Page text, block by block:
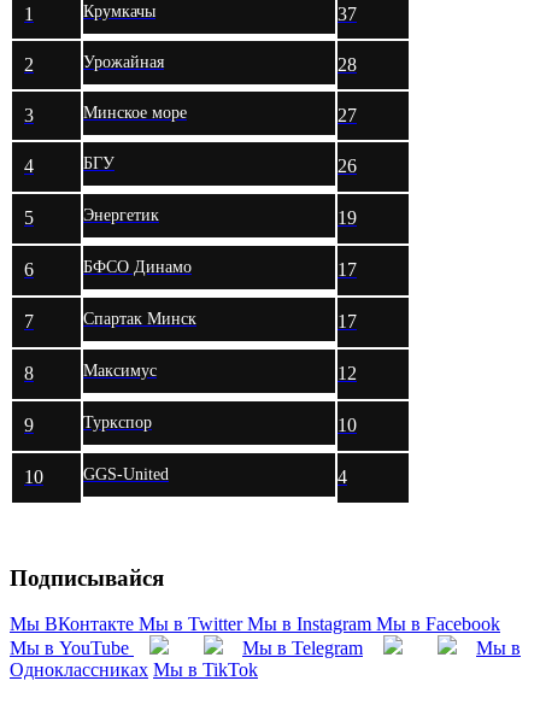
1 Крумкачы 37
2 Урожайная 28
3 Минское море 27
4 БГУ 26
5 Энергетик 19
6 БФСО Динамо 17
7 Спартак Минск 17
8 Максимус 12
9 Туркспор 10
10 GGS-United 4
Подписывайся
Мы ВКонтакте Мы в TwitterМы в Instagram Мы в Facebook
Мы в YouTube
Мы в Telegram
Мы в
Одноклассниках Мы в TikTok